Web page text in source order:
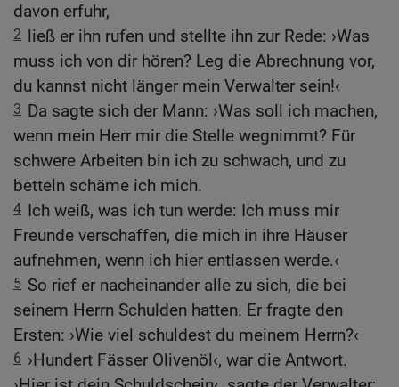
davon erfuhr,
2 ließ er ihn rufen und stellte ihn zur Rede: ›Was
muss ich von dir hören? Leg die Abrechnung vor,
du kannst nicht länger mein Verwalter sein!‹
3 Da sagte sich der Mann: ›Was soll ich machen,
wenn mein Herr mir die Stelle wegnimmt? Für
schwere Arbeiten bin ich zu schwach, und zu
betteln schäme ich mich.
4 Ich weiß, was ich tun werde: Ich muss mir
Freunde verschaffen, die mich in ihre Häuser
aufnehmen, wenn ich hier entlassen werde.‹
5 So rief er nacheinander alle zu sich, die bei
seinem Herrn Schulden hatten. Er fragte den
Ersten: ›Wie viel schuldest du meinem Herrn?‹
6 ›Hundert Fässer Olivenöl‹, war die Antwort.